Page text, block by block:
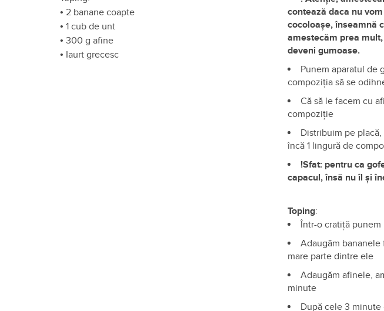
• 2 banane coapte
• 1 cub de unt
• 300 g afine
• Iaurt grecesc
contează daca nu
cocoloașe, înseamnă
amestecăm prea
deveni gumoase.
Punem aparatul de
compoziția să se
Că să le facem cu
compoziție
Distribuim pe
încă 1 lingură de
!Sfat: pentru ca
capacul, însă nu îl și
Toping:
Într-o cratiță
Adaugăm bananele
mare parte dintre ele
Adaugăm afinele,
minute
După cele 3